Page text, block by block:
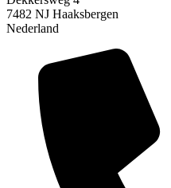
7482 NJ Haaksbergen
Nederland